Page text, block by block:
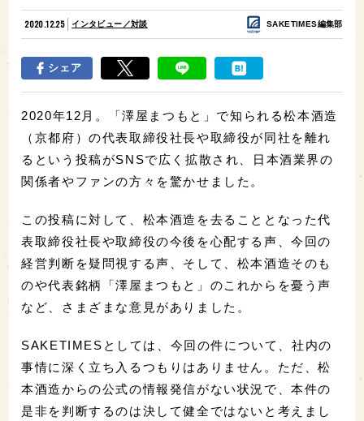
2020.12.25 インタビュー／対談 SAKETIMES編集部
シェア
2020年12月。「澤屋まつもと」で知られる松本酒造
（京都府）の代表取締役社長や取締役が同社を離れ
るという投稿がSNSで広く拡散され、日本酒業界の
関係者やファンの方々を驚かせました。
この投稿に対して、松本酒造を去ることとなった代
表取締役社長や取締役の今後を心配する声、今回の
経営判断を疑問視する声、そして、松本酒造そのも
のや代表銘柄「澤屋まつもと」のこれからを憂う声
など、さまざまな意見がありました。
SAKETIMESとしては、今回の件について、社内の
事情に深く立ち入るつもりはありません。ただ、松
本酒造からの公式の情報発信がない状況で、本件の
是非を判断するのは決して健全ではないと考えまし